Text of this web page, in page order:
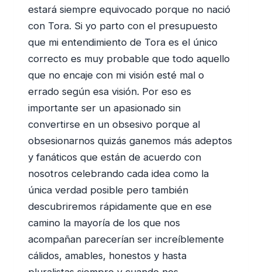
estará siempre equivocado porque no nació
con Tora. Si yo parto con el presupuesto
que mi entendimiento de Tora es el único
correcto es muy probable que todo aquello
que no encaje con mi visión esté mal o
errado según esa visión. Por eso es
importante ser un apasionado sin
convertirse en un obsesivo porque al
obsesionarnos quizás ganemos más adeptos
y fanáticos que están de acuerdo con
nosotros celebrando cada idea como la
única verdad posible pero también
descubriremos rápidamente que en ese
camino la mayoría de los que nos
acompañan parecerían ser increíblemente
cálidos, amables, honestos y hasta